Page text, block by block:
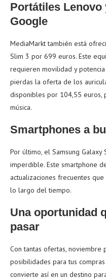
Portátiles
Google
MediaMarkt también está
Slim 3 por 699 euros. Este
requieren movilidad y
pierdas la oferta de los
disponibles por 104,55 euros,
música.
Smartphones a
Por último, el Samsung
imperdible. Este smartphone
actualizaciones frecuentes
lo largo del tiempo.
Una oportunidad
pasar
Con tantas ofertas,
posibilidades para tus
convierte así en un destino